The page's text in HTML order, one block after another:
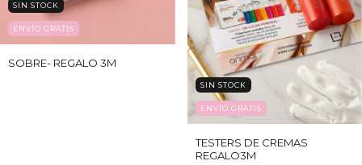
SIN STOCK
ENVÍO GRATIS
SOBRE- REGALO 3M
SIN STOCK
ENVÍO GRATIS
TESTERS DE CREMAS
REGALO3M